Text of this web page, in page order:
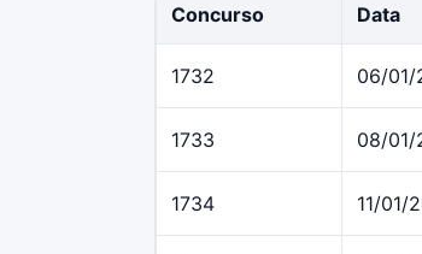
Concurso Data
1732 06/01/
1733 08/01/
1734 11/01/